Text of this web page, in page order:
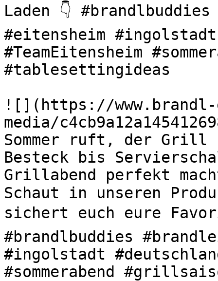
Laden 👇
#eitensheim
#TeamEitensheim
#tablesettingideas
![](https://
media/
Sommer ruft, der Grill
Besteck bis
Grillabend perfekt
Schaut in unseren
sichert euch eure
#brandlbuddies
#ingolstadt
#sommerabend